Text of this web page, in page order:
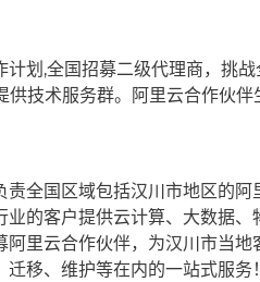
计划,全国招募二级代理商，挑
供技术服务群。阿里云合作伙
全国区域包括汉川市地区的
的客户提供云计算、大数据
里云合作伙伴，为汉川市当地
移、维护等在内的一站式服务！